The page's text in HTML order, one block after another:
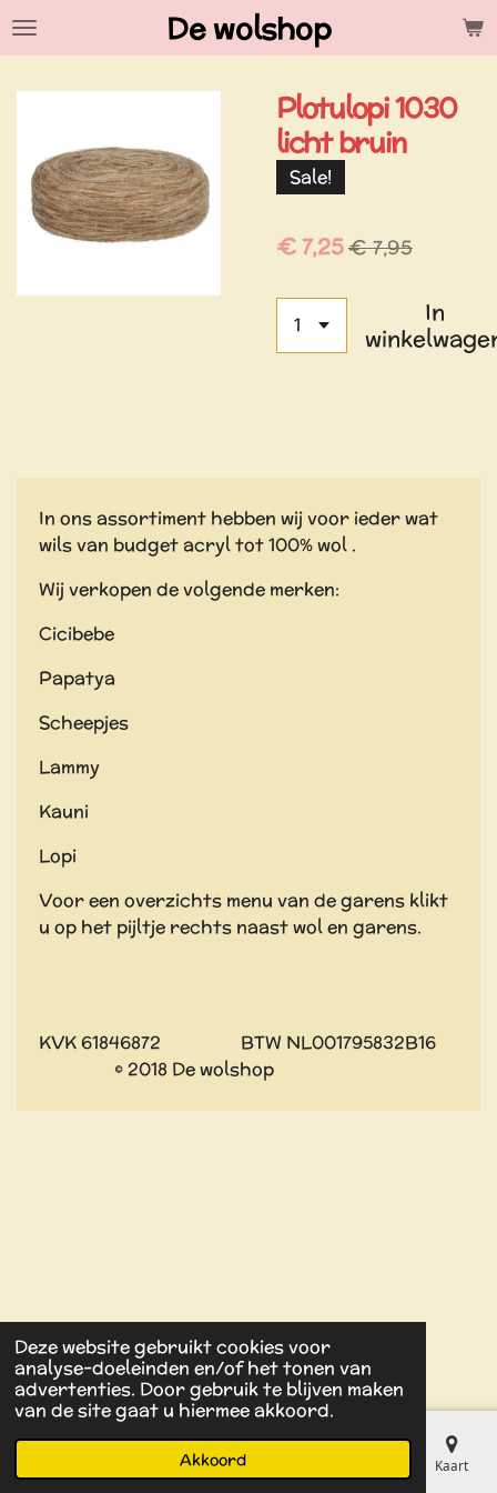
Deze website gebruikt cookies voor
analyse-doeleinden en/of het tonen van
advertenties. Door gebruik te blijven maken
van de site gaat u hiermee akkoord.
Akkoord
Ga
De wolshop
Plotulopi 1030
licht bruin
Sale!
€ 7,25€ 7,95
In
In ons assortiment hebben wij voor ieder wat
wils van budget acryl tot 100% wol .
Wij verkopen de volgende merken:
Cicibebe
Papatya
Scheepjes
Lammy
Kauni
Lopi
Voor een overzichts menu van de garens klikt
u op het pijltje rechts naast wol en garens.
KVK 61846872 BTW NL001795832B16
© 2018 De wolshop
E-mailadres Kaart